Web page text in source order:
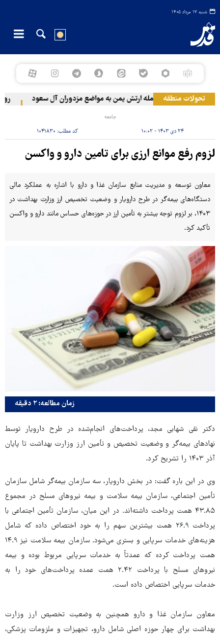
شنبه ۱۷ مرداد ۱۴۰۵
تحولات منطقهحمله ارتش یمن به مواضع مزدوران آل سعود رویترز: عربستان
جامعه
۲۴ دی ۱۴۰۳ - ۱۰:۰۲ کد مطلب: ۱۰۴۱۸۳۰
لزوم رفع موانع ارزی برای تامین دارو و واکسن
معاون توسعه و مدیریت منابع سازمان غذا و دارو با اشاره به عملکرد مالی
دستگاه‌های بیمه‌گر در طرح دارویار و وضعیت تخصیص ارز وزارت بهداشت در
۱۴۰۳، بر لزوم توجه بیشتر به تأمین ارز در حوزه‌های حساس مانند دارو و واکسن
تأکید کرد.
زمان مطالعه: ۲ دقیقه
دکتر نقی شهابی مجد، پرداخت‌های انجام‌شده در طرح دارویار توسط
نهادهای بیمه‌گر و وضعیت تخصیص و تأمین ارز وزارت بهداشت تا پایان
آذر ۱۴۰۳ را تشریح کرد.
وی در این باره گفت: در بخش دارویار، سه سازمان بیمه‌گر شامل سازمان
تأمین اجتماعی، سازمان بیمه سلامت و بیمه نیروهای مسلح در مجموع
۴۳.۸۵ همت پرداخت داشته‌اند. در این میان، سازمان تأمین اجتماعی با
پرداخت ۲۶.۹ همت بیشترین سهم را به خود اختصاص داده که شامل
هزینه‌های خدمات سرپایی و بستری می‌شود. سازمان بیمه سلامت نیز ۱۴.۹
همت پرداخت کرده که عمدتاً به خدمات سرپایی مربوط بوده و بیمه
نیروهای مسلح با پرداخت ۲.۴۲ همت عمده پرداخت‌های خود را به
خدمات سرپایی اختصاص داده است.
معاون سازمان غذا و دارو همچنین به وضعیت تخصیص ارز وزارت
بهداشت برای چهار حوزه اصلی شامل دارو، تجهیزات و ملزومات پزشکی،